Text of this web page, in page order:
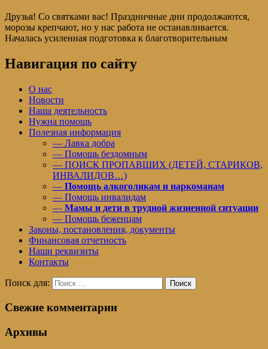
Друзья! Со святками вас! Праздничные дни продолжаются,
морозы крепчают, но у нас работа не останавливается.
Началась усиленная подготовка к благотворительным
Навигация по сайту
О нас
Новости
Наша деятельность
Нужна помощь
Полезная информация
— Лавка добра
— Помощь бездомным
— ПОИСК ПРОПАВШИХ (ДЕТЕЙ, СТАРИКОВ,
ИНВАЛИДОВ…)
— Помощь алкоголикам и наркоманам
— Помощь инвалидам
— Мамы и дети в трудной жизненной ситуации
— Помощь беженцам
Законы, постановления, документы
Финансовая отчетность
Наши реквизиты
Контакты
Поиск для: Поиск
Свежие комментарии
Архивы